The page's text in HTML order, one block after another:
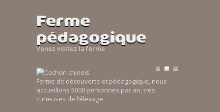
Ferme
pédagogique
Venez visitez la ferme
Ferme de découverte et pédagogique, nous
accueillons 5000 personnes par an, trés
curieuses de l’élevage.